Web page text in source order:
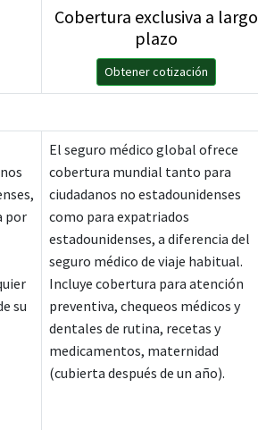
Cobertura exclusiva a largo
plazo
Obtener cotización
por
su
El seguro médico global ofrece
cobertura mundial tanto para
ciudadanos no estadounidenses
como para expatriados
estadounidenses, a diferencia del
seguro médico de viaje habitual.
Incluye cobertura para atención
preventiva, chequeos médicos y
dentales de rutina, recetas y
medicamentos, maternidad
(cubierta después de un año).